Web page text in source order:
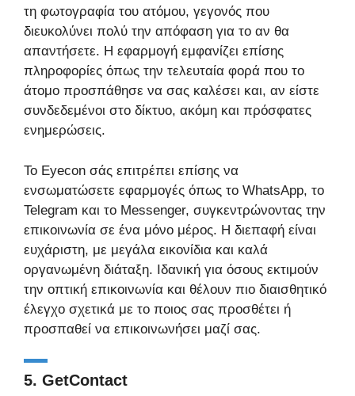
τη φωτογραφία του ατόμου, γεγονός που
διευκολύνει πολύ την απόφαση για το αν θα
απαντήσετε. Η εφαρμογή εμφανίζει επίσης
πληροφορίες όπως την τελευταία φορά που το
άτομο προσπάθησε να σας καλέσει και, αν είστε
συνδεδεμένοι στο δίκτυο, ακόμη και πρόσφατες
ενημερώσεις.
Το Eyecon σάς επιτρέπει επίσης να
ενσωματώσετε εφαρμογές όπως το WhatsApp, το
Telegram και το Messenger, συγκεντρώνοντας την
επικοινωνία σε ένα μόνο μέρος. Η διεπαφή είναι
ευχάριστη, με μεγάλα εικονίδια και καλά
οργανωμένη διάταξη. Ιδανική για όσους εκτιμούν
την οπτική επικοινωνία και θέλουν πιο διαισθητικό
έλεγχο σχετικά με το ποιος σας προσθέτει ή
προσπαθεί να επικοινωνήσει μαζί σας.
5. GetContact